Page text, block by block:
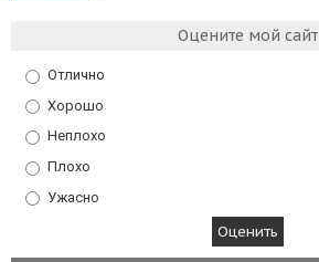
Оцените мой сайт
Отлично
Хорошо
Неплохо
Плохо
Ужасно